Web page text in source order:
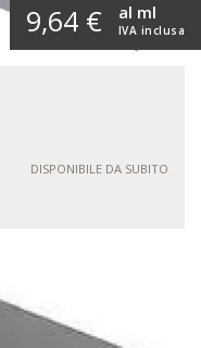
9,64 € IVA inclusa
al ml
DISPONIBILE DA SUBITO